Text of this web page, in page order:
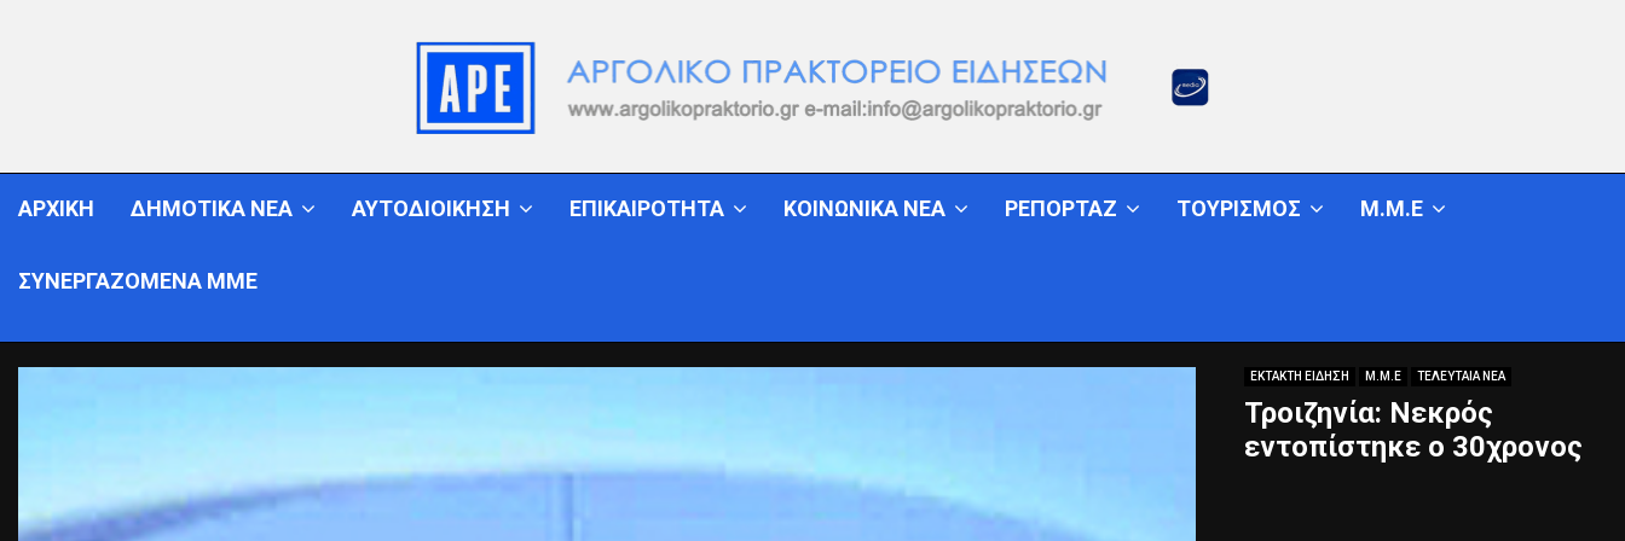
ΑΡΧΙΚΗ ΔΗΜΟΤΙΚΑ ΝΕΑ ΑΥΤΟΔΙΟΙΚΗΣΗ ΕΠΙΚΑΙΡΟΤΗΤΑ ΚΟΙΝΩΝΙΚΑ ΝΕΑ ΡΕΠΟΡΤΑΖ ΤΟΥΡΙΣΜΟΣ Μ.Μ.Ε
ΣΥΝΕΡΓΑΖΟΜΕΝΑ ΜΜΕ
ΕΚΤΑΚΤΗ ΕΙΔΗΣΗ Μ.Μ.Ε ΤΕΛΕΥΤΑΙΑ ΝΕΑ
Τροιζηνία: Νεκρός
εντοπίστηκε ο 30χρονος